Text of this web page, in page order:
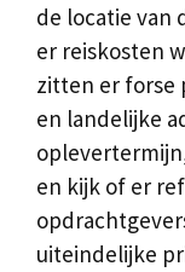
de locatie van
er reiskosten
zitten er forse
en landelijke
en kijk of er
uiteindelijke